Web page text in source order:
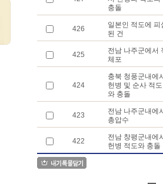
충돌
426
일본인 적도에 피
된 건
425
전남 나주군에서
체포
424
충북 청풍군내에
헌병 및 순사 적도
와 충돌
423
전남 나주군내에
총압수
422
전남 창평군내에
헌병 적도와 충돌